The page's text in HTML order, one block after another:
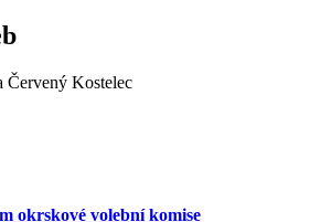
Červený Kostelec
okrskové volební komise